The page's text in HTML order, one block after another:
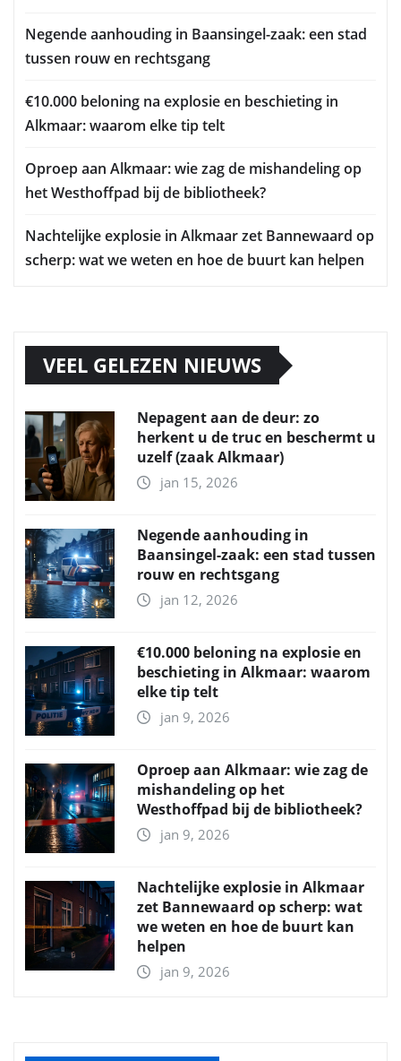
Negende aanhouding in Baansingel-zaak: een stad
tussen rouw en rechtsgang
€10.000 beloning na explosie en beschieting in
Alkmaar: waarom elke tip telt
Oproep aan Alkmaar: wie zag de mishandeling op
het Westhoffpad bij de bibliotheek?
Nachtelijke explosie in Alkmaar zet Bannewaard op
scherp: wat we weten en hoe de buurt kan helpen
VEEL GELEZEN NIEUWS
Nepagent aan de deur: zo
herkent u de truc en beschermt u
uzelf (zaak Alkmaar)
jan 15, 2026
Negende aanhouding in
Baansingel-zaak: een stad tussen
rouw en rechtsgang
jan 12, 2026
€10.000 beloning na explosie en
beschieting in Alkmaar: waarom
elke tip telt
jan 9, 2026
Oproep aan Alkmaar: wie zag de
mishandeling op het
Westhoffpad bij de bibliotheek?
jan 9, 2026
Nachtelijke explosie in Alkmaar
zet Bannewaard op scherp: wat
we weten en hoe de buurt kan
helpen
jan 9, 2026